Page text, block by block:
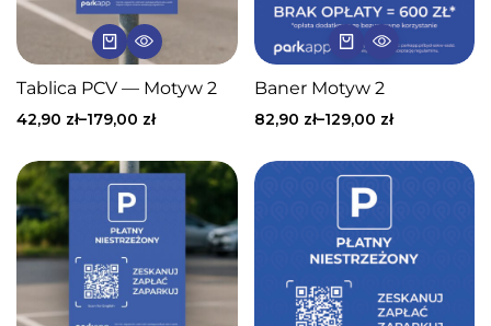
Tablica PCV — Motyw 2
42,90 zł–179,00 zł
Baner Motyw 2
82,90 zł–129,00 zł